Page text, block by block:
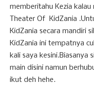
memberitahu Kezia
Theater Of KidZania
KidZania secara mandiri
KidZania ini tempatnya
kali saya kesini.Biasanya
main disini namun
ikut deh hehe.